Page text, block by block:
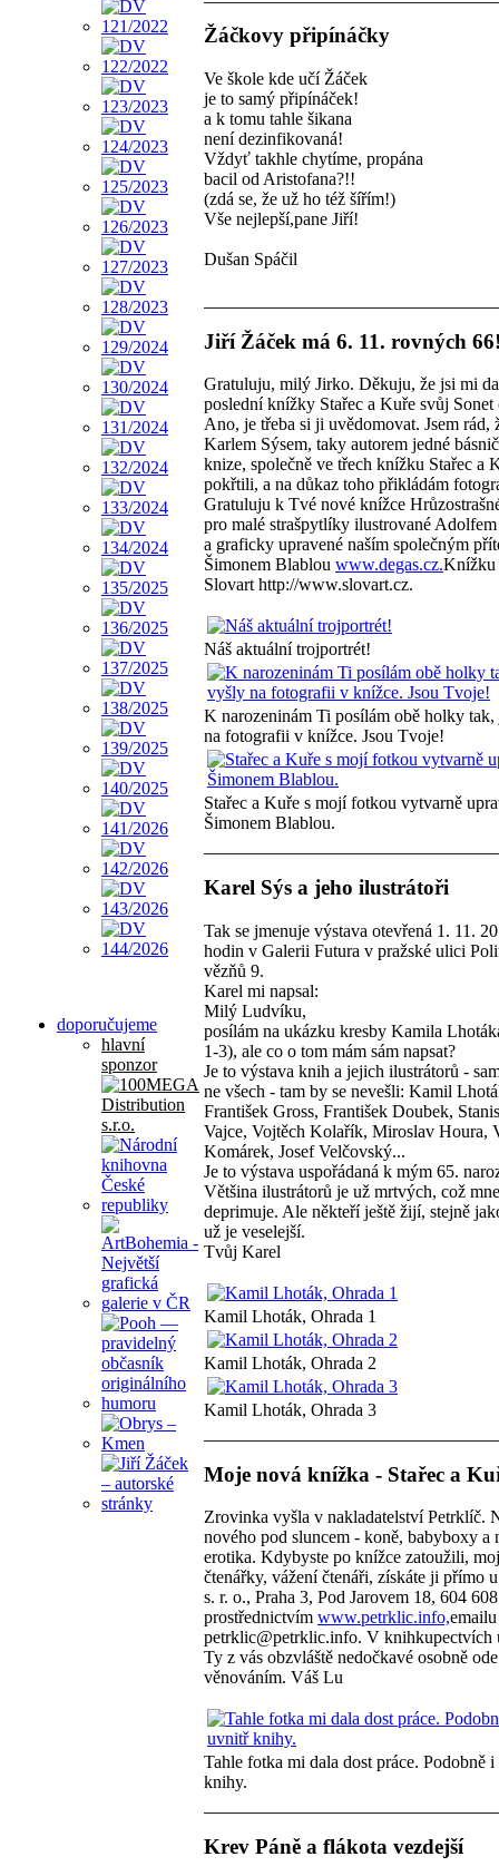
doporučujeme
hlavní
sponzor
Žáčkovy připínáčky
Ve škole kde učí Žáček
je to samý připínáček!
a k tomu tahle šikana
není dezinfikovaná!
Vždyť takhle chytíme, propána
bacil od Aristofana?!!
(zdá se, že už ho též šířím!)
Vše nejlepší,pane Jiří!
Dušan Spáčil
Jiří Žáček má 6. 11. rovných
Gratuluju, milý Jirko. Děkuju, že jsi mi
poslední knížky Stařec a Kuře svůj Sonet
Ano, je třeba si ji uvědomovat. Jsem rád,
Karlem Sýsem, taky autorem jedné
knize, společně ve třech knížku Stařec a
pokřtili, a na důkaz toho přikládám
Gratuluju k Tvé nové knížce
pro malé strašpytlíky ilustrované
a graficky upravené naším společným
Šimonem Blablou www.degas.cz.Knížku
Slovart http://www.slovart.cz.
Náš aktuální trojportrét!
K narozeninám Ti posílám obě holky
na fotografii v knížce. Jsou Tvoje!
Stařec a Kuře s mojí fotkou vytvarně
Šimonem Blablou.
Karel Sýs a jeho ilustrátoři
Tak se jmenuje výstava otevřená 1. 11.
hodin v Galerii Futura v pražské ulici
vězňů 9.
Karel mi napsal:
Milý Ludvíku,
posílám na ukázku kresby Kamila
1-3), ale co o tom mám sám napsat?
Je to výstava knih a jejich ilustrátorů -
ne všech - tam by se nevešli: Kamil
František Gross, František Doubek,
Vajce, Vojtěch Kolařík, Miroslav Houra,
Komárek, Josef Velčovský...
Je to výstava uspořádaná k mým 65.
Většina ilustrátorů je už mrtvých, což mne
deprimuje. Ale někteří ještě žijí, stejně
už je veselejší.
Tvůj Karel
Kamil Lhoták, Ohrada 1
Kamil Lhoták, Ohrada 2
Kamil Lhoták, Ohrada 3
Moje nová knížka - Stařec a
Zrovinka vyšla v nakladatelství Petrklíč.
nového pod sluncem - koně, babyboxy a
erotika. Kdybyste po knížce zatoužili,
čtenářky, vážení čtenáři, získáte ji přímo
s. r. o., Praha 3, Pod Jarovem 18, 604
prostřednictvím www.petrklic.info,emailu
petrklic@petrklic.info. V knihkupectvích
Ty z vás obzvláště nedočkavé osobně
věnováním. Váš Lu
Tahle fotka mi dala dost práce. Podobně
knihy.
Krev Páně a flákota vezdejší